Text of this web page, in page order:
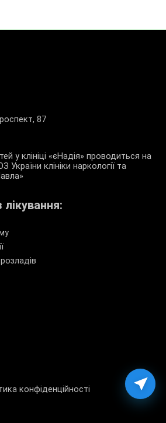
87
у клініці «єНадія» проводиться на
України клініки наркології та
конфіденційності